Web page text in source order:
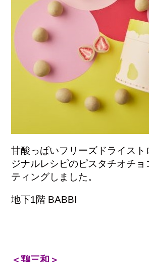
甘酸っぱいフリーズドライスト
ジナルレシピのピスタチオチョ
ティングしました。
地下1階 BABBI